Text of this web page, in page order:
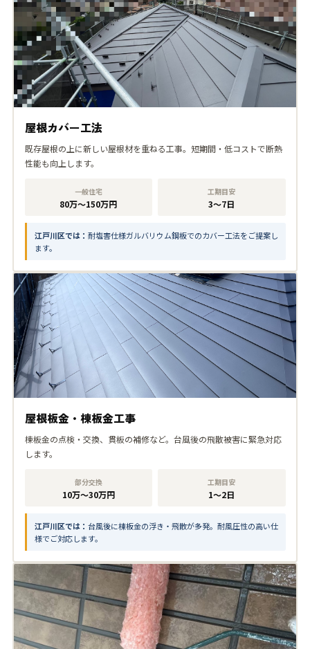
屋根カバー工法
既存屋根の上に新しい屋根材を重ねる工事。短期間・低コストで断熱
性能も向上します。
一般住宅
80万〜150万円
工期目安
3〜7日
江戸川区では： 耐塩害仕様ガルバリウム鋼板でのカバー工法をご提案し
ます。
屋根板金・棟板金工事
棟板金の点検・交換、貫板の補修など。台風後の飛散被害に緊急対応
します。
部分交換
10万〜30万円
工期目安
1〜2日
江戸川区では： 台風後に棟板金の浮き・飛散が多発。耐風圧性の高い仕
様でご対応します。